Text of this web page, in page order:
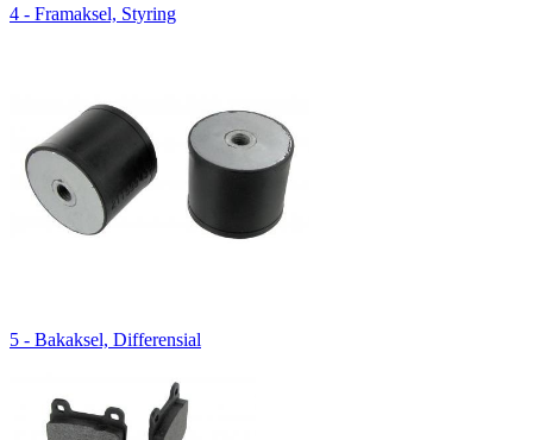
4 - Framaksel, Styring
5 - Bakaksel, Differensial